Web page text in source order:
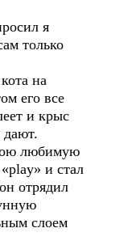
я
только
на
его все
и крыс
дают.
любимую
и стал
отрядил
слоем